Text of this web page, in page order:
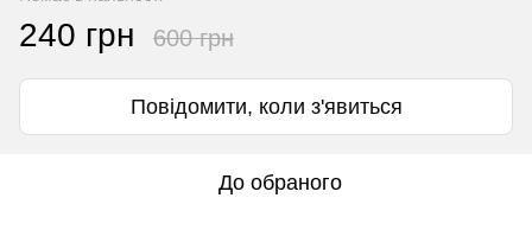
240 грн 600 грн
Повідомити, коли з'явиться
До обраного